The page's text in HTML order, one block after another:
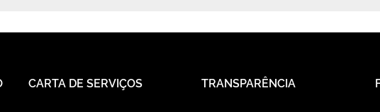
CARTA DE SERVIÇOS TRANSPARÊNCIA